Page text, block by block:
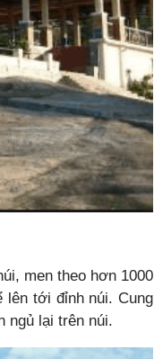
men theo hơn 1000
lên tới đỉnh núi. Cung
ngủ lại trên núi.